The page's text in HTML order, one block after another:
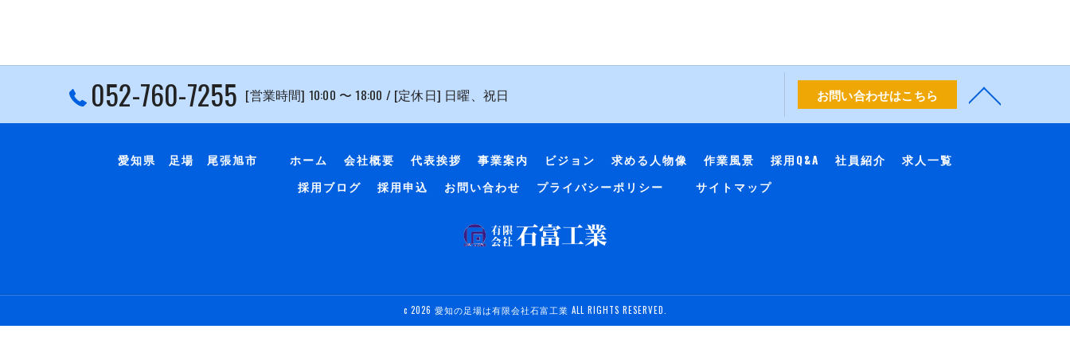
052-760-7255 [営業時間] 10:00 〜 18:00 / [定休日] 日曜、祝日 お問い合わせはこちら
愛知県 足場 尾張旭市 ホーム 会社概要 代表挨拶 事業案内 ビジョン 求める人物像 作業風景 採用Q&A 社員紹介
求人一覧
採用ブログ
採用申込 お問い合わせ プライバシーポリシー サイトマップ
c 2026 愛知の足場は有限会社石富工業 ALL RIGHTS RESERVED.